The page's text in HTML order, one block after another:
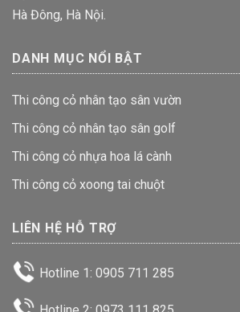
Hà Đông, Hà Nội.
DANH MỤC NỔI BẬT
Thi công cỏ nhân tạo sân vườn
Thi công cỏ nhân tạo sân golf
Thi công cỏ nhựa hoa lá cành
Thi công cỏ xoong tai chuột
LIÊN HỆ HỖ TRỢ
Hotline 1: 0905 711 285